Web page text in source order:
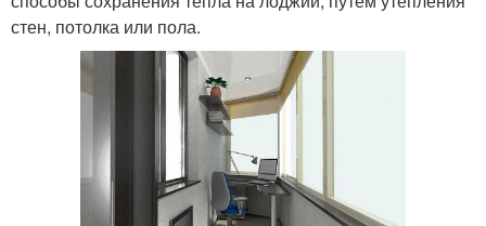
стен, потолка или пола.